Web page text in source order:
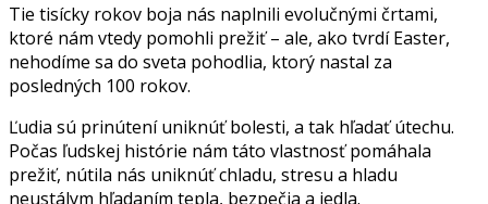
Tie tisícky rokov boja nás naplnili evolučnými črtami,
ktoré nám vtedy pomohli prežiť – ale, ako tvrdí Easter,
nehodíme sa do sveta pohodlia, ktorý nastal za
posledných 100 rokov.
Ľudia sú prinútení uniknúť bolesti, a tak hľadať útechu.
Počas ľudskej histórie nám táto vlastnosť pomáhala
prežiť, nútila nás uniknúť chladu, stresu a hladu
neustálym hľadaním tepla, bezpečia a jedla.